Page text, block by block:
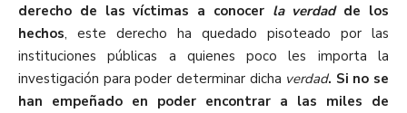
derecho de las víctimas a conocer la verdad de los
hechos, este derecho ha quedado pisoteado por las
instituciones públicas a quienes poco les importa la
investigación para poder determinar dicha verdad. Si no se
han empeñado en poder encontrar a las miles de